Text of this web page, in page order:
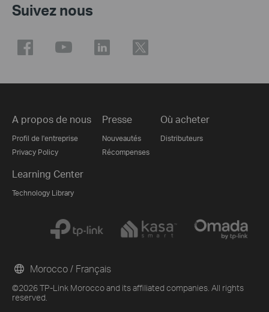
Suivez nous
A propos de nous
Profil de l'entreprise
Privacy Policy
Presse
Nouveautés
Récompenses
Où acheter
Distributeurs
Learning Center
Technology Library
©2026 TP-Link Morocco and its affiliated companies. All rights
reserved.
Morocco / Français